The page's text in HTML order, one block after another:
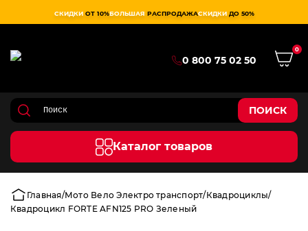
СКИДКИ ОТ 10%БОЛЬШАЯ РАСПРОДАЖАСКИДКИ ДО 50%
0 800 75 02 50
0
ПОИСК
Каталог товаров
Главная Мото Вело Электро транспорт Квадроциклы
Квадроцикл FORTE AFN125 PRO Зеленый